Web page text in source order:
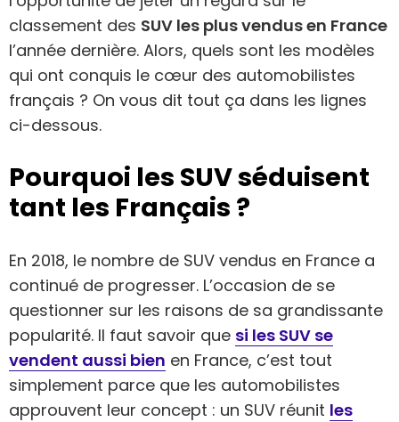
classement des SUV les plus vendus en France
l’année dernière. Alors, quels sont les modèles
qui ont conquis le cœur des automobilistes
français ? On vous dit tout ça dans les lignes
ci-dessous.
Pourquoi les SUV séduisent
tant les Français ?
En 2018, le nombre de SUV vendus en France a
continué de progresser. L’occasion de se
questionner sur les raisons de sa grandissante
popularité. Il faut savoir que si les SUV se
vendent aussi bien en France, c’est tout
simplement parce que les automobilistes
approuvent leur concept : un SUV réunit les